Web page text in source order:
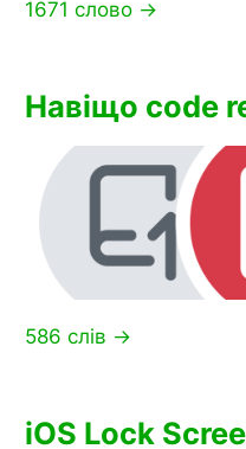
1671 слово →
Навіщо code
586 слів →
iOS Lock